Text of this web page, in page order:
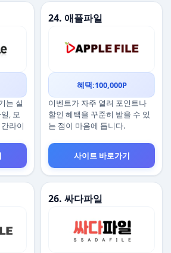
는 실
, 모
라이
24. 애플파일
혜택:100,000P
이벤트가 자주 열려 포인트나
할인 혜택을 꾸준히 받을 수 있
는 점이 마음에 듭니다.
사이트 바로가기
26. 싸다파일